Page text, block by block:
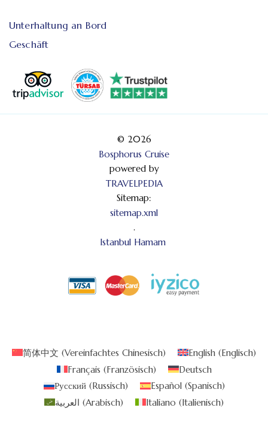
Unterhaltung an Bord
Geschäft
© 2026
Bosphorus Cruise
powered by
TRAVELPEDIA
Sitemap:
sitemap.xml
.
Istanbul Hamam
简体中文 (Vereinfachtes Chinesisch) English (Englisch)
Français (Französisch)
Deutsch
Русский(Russisch) Español(Spanisch)
العربية (Arabisch) Italiano (Italienisch)